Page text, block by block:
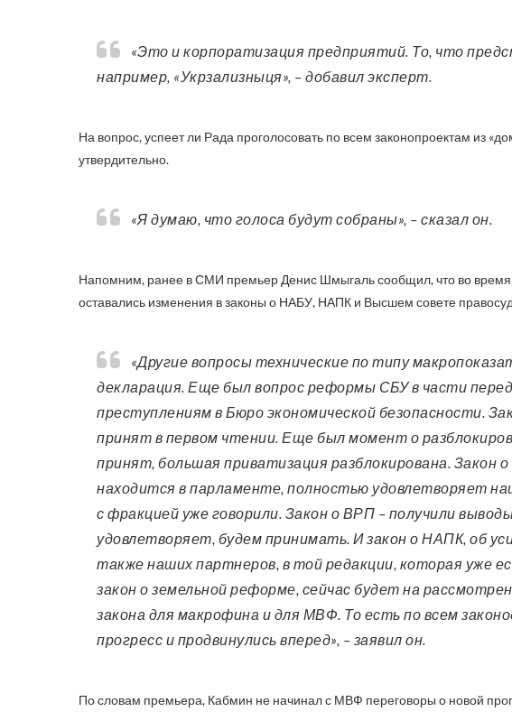
«Это и корпоратизация предприятий. То, что представляет какую-то рыночную ценность,
например, «Укрзализныця», – добавил эксперт.
На вопрос, успеет ли Рада проголосовать по всем законопроектам из
утвердительно.
«Я думаю, что голоса будут собраны», – сказал он.
Напомним, ранее в СМИ премьер Денис Шмыгаль сообщил, что во
оставались изменения в законы о НАБУ, НАПК и Высшем совете
«Другие вопросы технические по типу макропоказателей на 2022-2023 годы, бюджетная
декларация. Еще был вопрос реформы СБУ в части
преступлениям в Бюро экономической безопасности.
принят в первом чтении. Еще был момент о
принят, большая приватизация разблокирована. Закон
находится в парламенте, полностью удовлетворяет
с фракцией уже говорили. Закон о ВРП – получили
удовлетворяет, будем принимать. И закон о НАПК, об
также наших партнеров, в той редакции, которая уже
закон о земельной реформе, сейчас будет на
закона для макрофина и для МВФ. То есть по всем
прогресс и продвинулись вперед», – заявил он.
По словам премьера, Кабмин не начинал с МВФ переговоры о новой